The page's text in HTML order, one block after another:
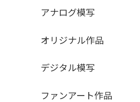
アナログ模写
オリジナル作品
デジタル模写
ファンアート作品